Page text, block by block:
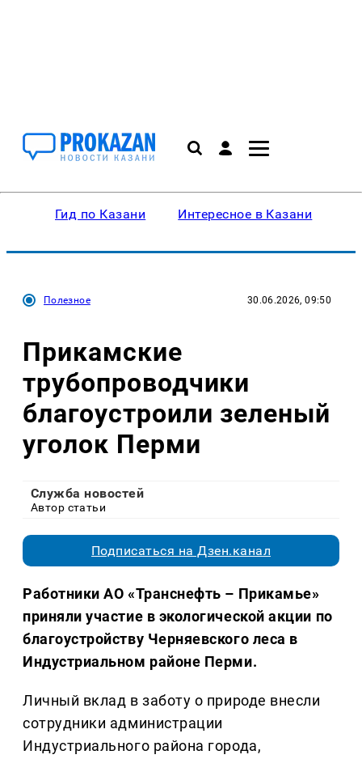
Гид по Казани Интересное в Казани
Полезное 30.06.2026, 09:50
Прикамские
трубопроводчики
благоустроили зеленый
уголок Перми
Служба новостей
Автор статьи
Подписаться на Дзен.канал
Работники АО «Транснефть – Прикамье»
приняли участие в экологической акции по
благоустройству Черняевского леса в
Индустриальном районе Перми.
Личный вклад в заботу о природе внесли
сотрудники администрации
Индустриального района города,